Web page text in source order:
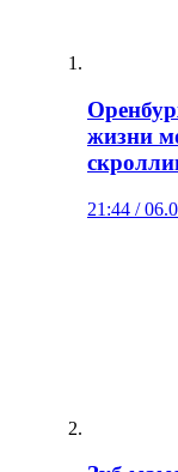
жизни
21:44 /